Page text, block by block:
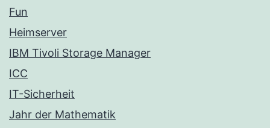
Fun
Heimserver
IBM Tivoli Storage Manager
ICC
IT-Sicherheit
Jahr der Mathematik